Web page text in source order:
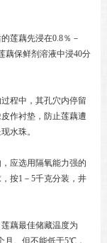
莲藕先浸在0.8％－
藕保鲜剂溶液中浸40分
程中，其孔穴内停留
作衬垫，防止莲藕遭
水珠。
应选用隔氧能力强的
按1－5千克分装，井
藕最佳储藏温度为
月。但不能低于5℃，